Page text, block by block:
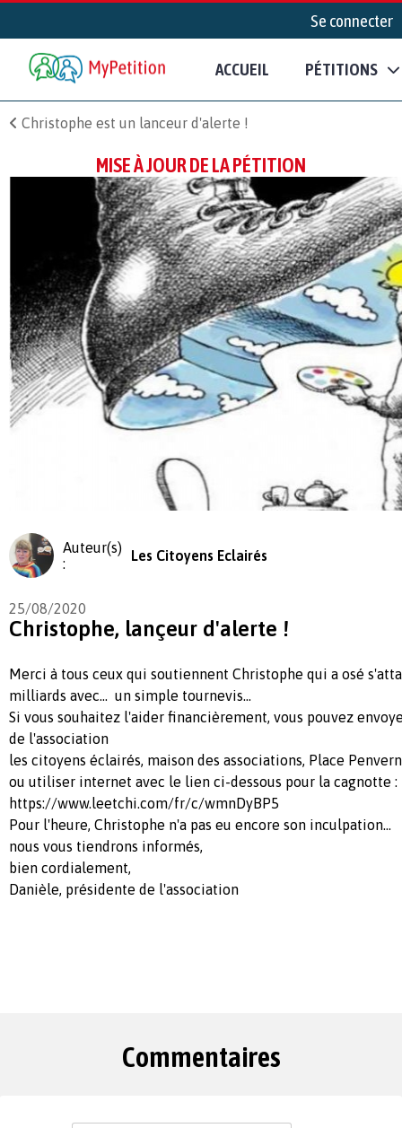
Se connecter
ACCUEIL PÉTITIONS
Christophe est un lanceur d'alerte !
MISE À JOUR DE LA PÉTITION
Auteur(s)
:
Les Citoyens Eclairés
25/08/2020
Christophe, lançeur d'alerte !
Merci à tous ceux qui soutiennent Christophe qui a osé
milliards avec... un simple tournevis...
Si vous souhaitez l'aider financièrement, vous pouvez
de l'association
les citoyens éclairés, maison des associations, Place
ou utiliser internet avec le lien ci-dessous pour la cagnotte :
https://www.leetchi.com/fr/c/wmnDyBP5
Pour l'heure, Christophe n'a pas eu encore son inculpation...
nous vous tiendrons informés,
bien cordialement,
Danièle, présidente de l'association
Commentaires